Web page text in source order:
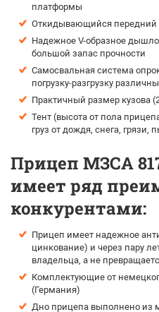
платформы
Откидывающийся передний
Надежное V-образное
большой запас прочности
Самосвальная система
погрузку-разгрузку
Практичный размер кузова
Тент (высота от пола
груз от дождя, снега, грязи,
Прицеп МЗСА
имеет ряд
конкурентами:
Прицеп имеет надежное
цинкование) и через пару
владельца, а не
Комплектующие от
(Германия)
Дно прицепа выполнено из